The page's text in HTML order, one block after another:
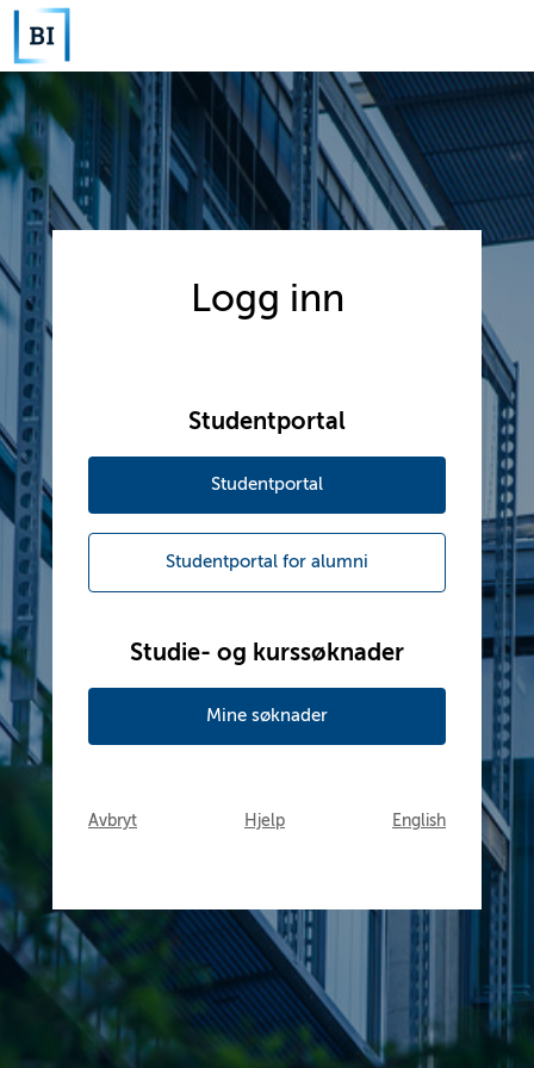
Logg inn
Studentportal
Studentportal
Studentportal for alumni
Studie- og kurssøknader
Mine søknader
Avbryt Hjelp English